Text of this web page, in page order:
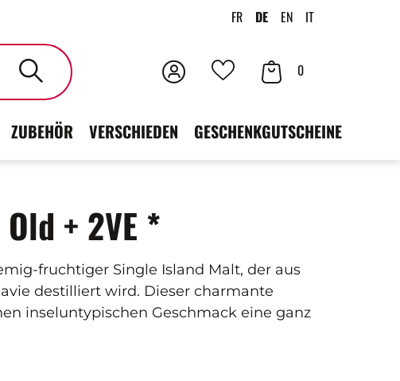
FR DE EN IT
ZUBEHÖR VERSCHIEDEN GESCHENKGUTSCHEINE
Anmeldung
Favoriten
Ihr
0
Suchen
+ 2VE *
fruchtiger Single Island Malt, der aus
destilliert wird. Dieser charmante
inseluntypischen Geschmack eine ganz